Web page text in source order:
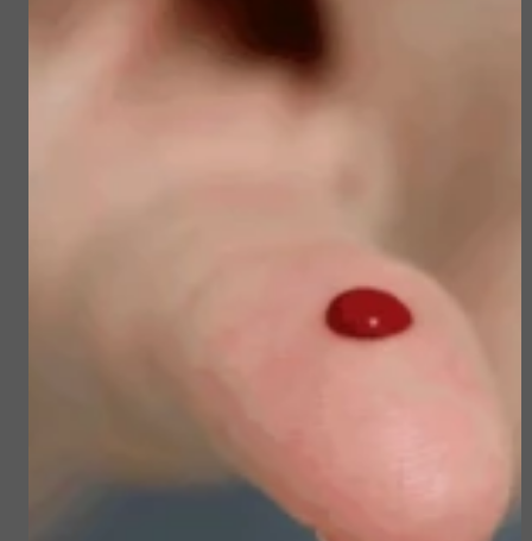
Sun Soul Invisible
Defense Stick spf 50+
€ 23,50
€ 19,90